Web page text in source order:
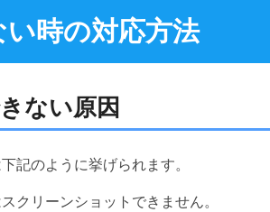
時の対応方法
ない原因
記のように挙げられます。
クリーンショットできません。